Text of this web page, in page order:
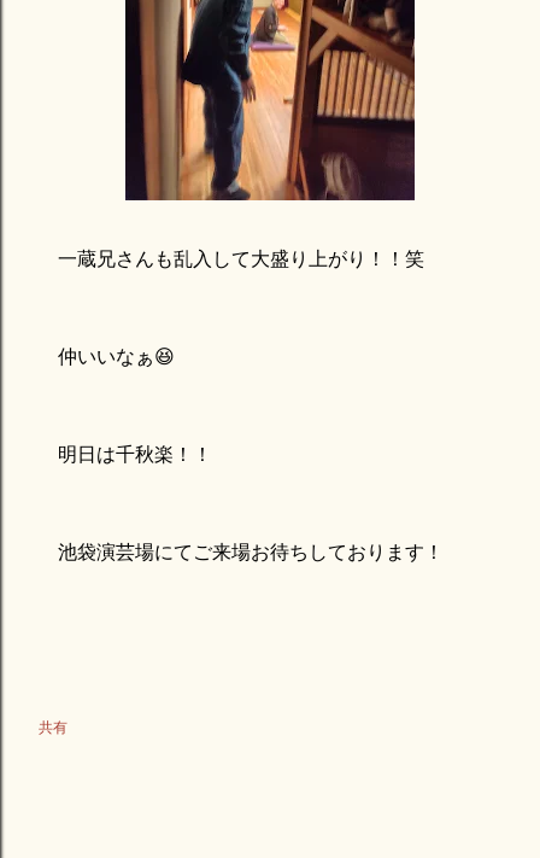
一蔵兄さんも乱入して大盛り上がり！！笑
仲いいなぁ😆
明日は千秋楽！！
池袋演芸場にてご来場お待ちしております！
共有